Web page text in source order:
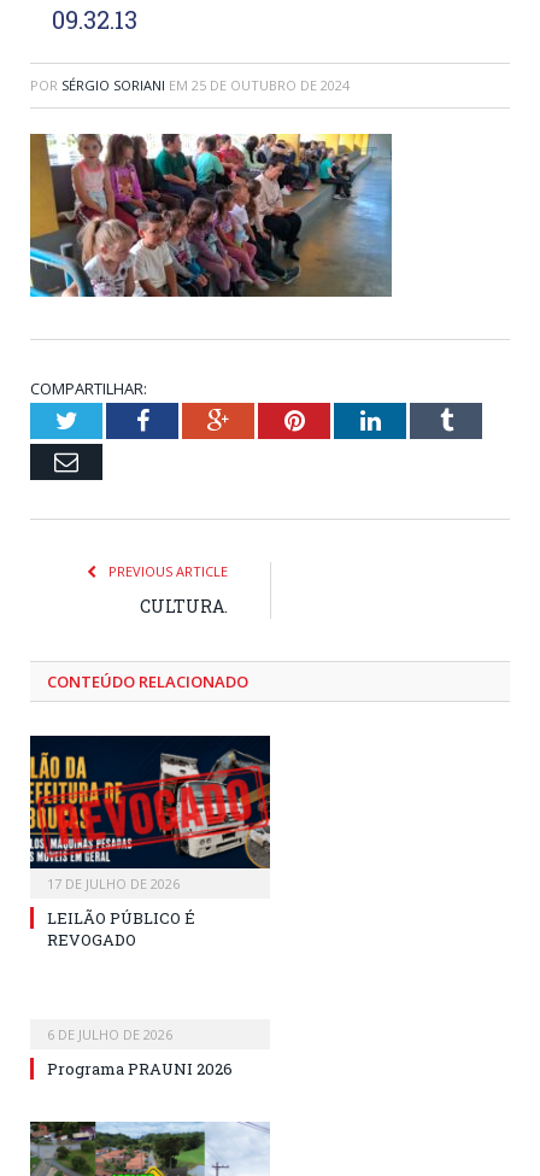
09.32.13
POR SÉRGIO SORIANI EM 25 DE OUTUBRO DE 2024
COMPARTILHAR:
TwitterFacebookGoogle+PinterestLinkedInTumblr
Email
PREVIOUS ARTICLE
CULTURA.
CONTEÚDO RELACIONADO
17 DE JULHO DE 2026
LEILÃO PÚBLICO É
REVOGADO
6 DE JULHO DE 2026
Programa PRAUNI 2026